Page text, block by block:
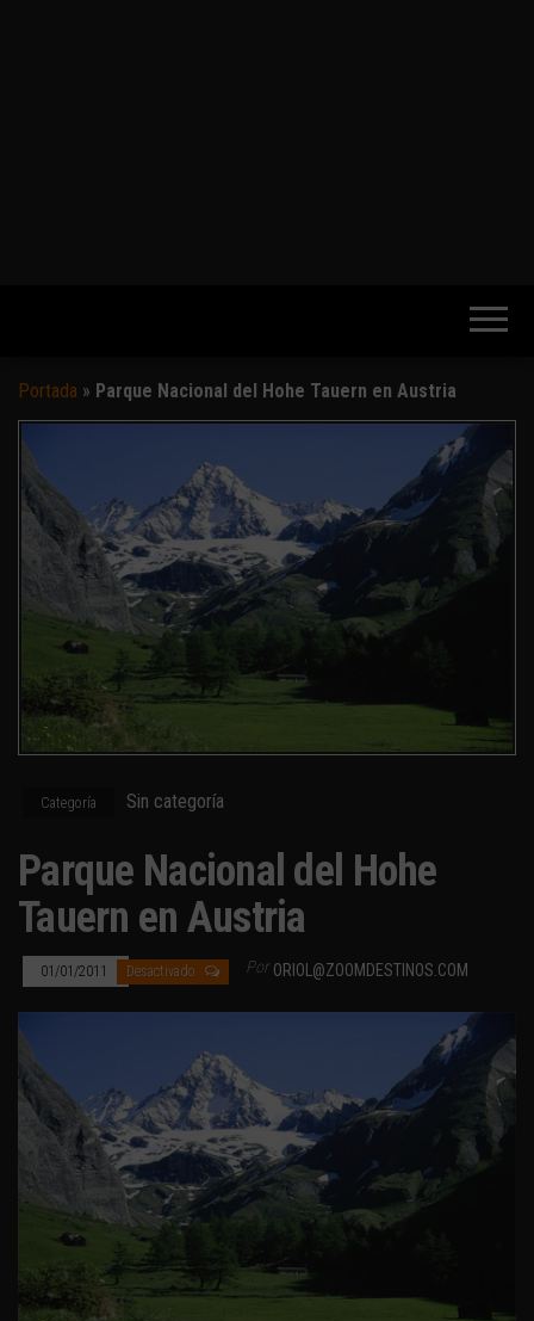
Portada » Parque Nacional del Hohe Tauern en Austria
Categoría Sin categoría
Parque Nacional del Hohe
Tauern en Austria
01/01/2011 Desactivado Por ORIOL@ZOOMDESTINOS.COM